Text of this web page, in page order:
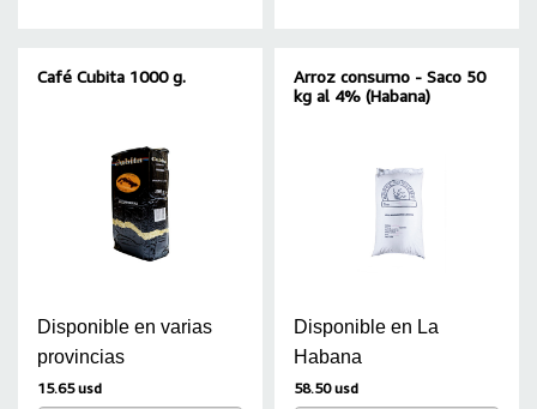
Café Cubita 1000 g.
Disponible en varias
provincias
15.65 usd
Arroz consumo - Saco 50
kg al 4% (Habana)
Disponible en La
Habana
58.50 usd